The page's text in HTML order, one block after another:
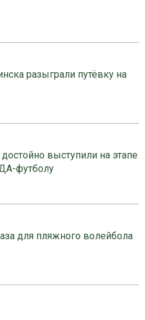
разыграли путёвку на
выступили на этапе
футболу
для пляжного волейбола